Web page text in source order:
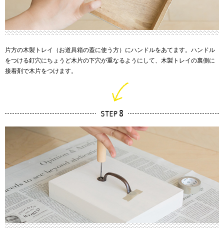
片方の木製トレイ（お道具箱の蓋に使う方）にハンドルをあてます。ハンドル
をつける釘穴にちょうど木片の下穴が重なるようにして、木製トレイの裏側に
接着剤で木片をつけます。